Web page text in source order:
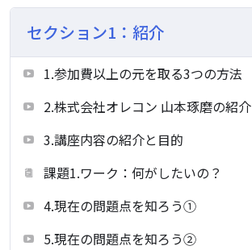
セクション1：紹介
1.参加費以上の元を取る3つの方法
2.株式会社オレコン 山本琢磨の紹介
3.講座内容の紹介と目的
課題1.ワーク：何がしたいの？
4.現在の問題点を知ろう①
5.現在の問題点を知ろう②